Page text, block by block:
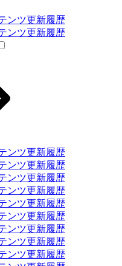
ンツ更新履歴
ンツ更新履歴
ンツ更新履歴
ンツ更新履歴
ンツ更新履歴
ンツ更新履歴
ンツ更新履歴
ンツ更新履歴
ンツ更新履歴
ンツ更新履歴
ンツ更新履歴